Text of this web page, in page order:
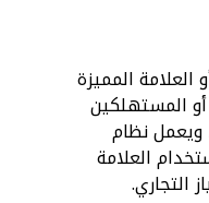
المميزة
أو المستهلكين
ويعمل نظام
العلامة
التجاري.